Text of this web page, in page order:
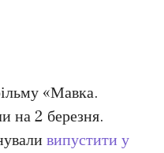
«Мавка.
на 2 березня.
випустити у